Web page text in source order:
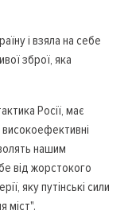
і взяла на себе
зброї, яка
Росії, має
високоефективні
нашим
від жорстокого
яку путінські сили
міст".